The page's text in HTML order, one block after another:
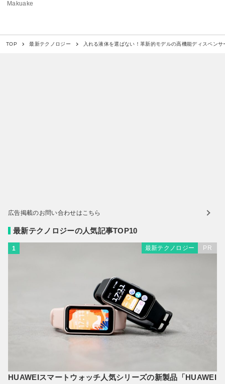
Makuake
TOP 最新テクノロジー 入れる液体を選ばない！革新的モデルの高機能ディスペン
広告掲載のお問い合わせはこちら
最新テクノロジーの人気記事TOP10
1 最新テクノロジー PR
HUAWEIスマートウォッチ人気シリーズの新製品「HUAWEI